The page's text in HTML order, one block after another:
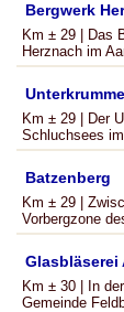
Bergwerk
Km ± 29 | Das
Herznach im
Km ± 29 | Der
Schluchsees
Batzenberg
Km ± 29 |
Vorbergzone
Km ± 30 | In
Gemeinde